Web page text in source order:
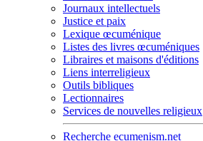
Journaux intellectuels
Justice et paix
Lexique œcuménique
Listes des livres œcuméniques
Libraires et maisons d'éditions
Liens interreligieux
Outils bibliques
Lectionnaires
Services de nouvelles religieux
Recherche ecumenism.net